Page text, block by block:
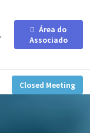
Área do
Associado
Closed Meeting